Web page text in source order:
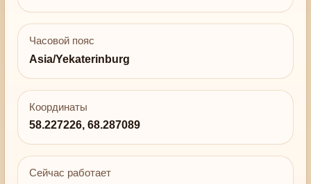
Часовой пояс
Asia/Yekaterinburg
Координаты
58.227226, 68.287089
Сейчас работает